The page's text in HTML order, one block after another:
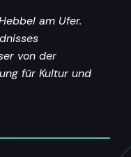
am Ufer.
von der
für Kultur und